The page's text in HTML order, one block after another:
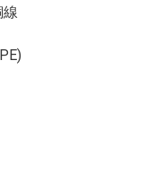
線釋放，從而進一步
/OS/低菸無鹵（耐
廣泛應用，尤其是
能使其非常適合用
災蔓延可能造成災
低煙無鹵特性在這